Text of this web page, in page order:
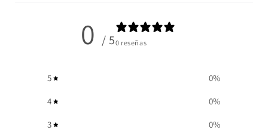
0 / 50 reseñas
5 0%
4 0%
3 0%